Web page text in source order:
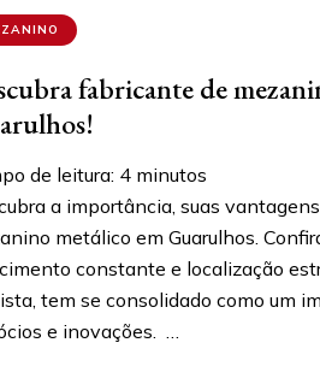
fabricante de
de leitura: 4 minutos
a importância, suas
metálico em Guarulhos.
constante e localização
tem se consolidado como um
e inovações. …